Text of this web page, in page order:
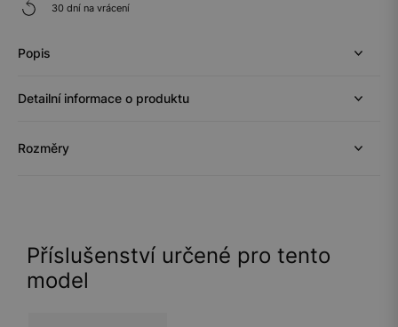
30 dní na vrácení
Popis
Detailní informace o produktu
Rozměry
Příslušenství určené pro tento
model